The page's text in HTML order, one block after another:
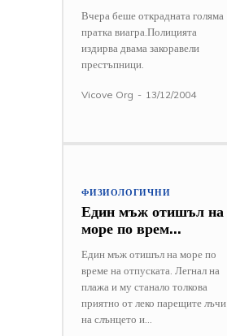
Вчера беше открадната голяма
пратка виагра.Полицията
издирва двама закоравели
престъпници.
Vicove Org - 13/12/2004
ФИЗИОЛОГИЧНИ
Един мъж отишъл на
море по врем…
Един мъж отишъл на море по
време на отпуската. Легнал на
плажа и му станало толкова
приятно от леко парещите лъчи
на слънцето и...